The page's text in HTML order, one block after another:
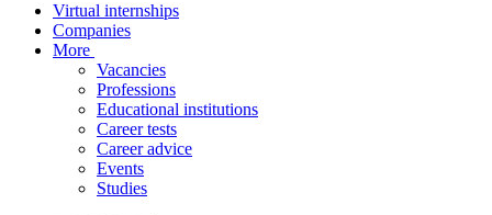
Virtual internships
Companies
More
Vacancies
Professions
Educational institutions
Career tests
Career advice
Events
Studies